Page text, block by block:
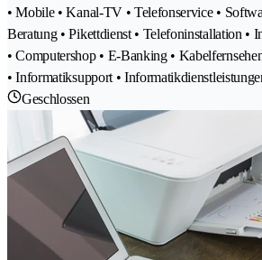
• Mobile • Kanal-TV • Telefonservice •
Beratung • Pikettdienst • Telefoninstallation •
• Computershop • E-Banking •
• Informatiksupport •
Geschlossen